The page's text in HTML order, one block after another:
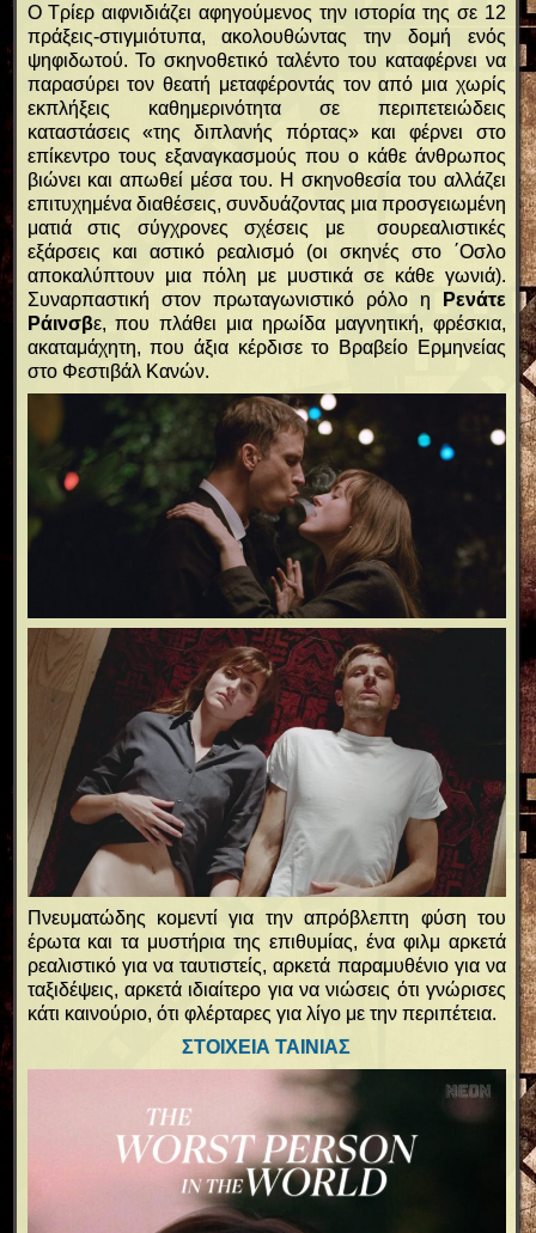
Ο Τρίερ αιφνιδιάζει αφηγούμενος την ιστορία της σε 12
πράξεις-στιγμιότυπα, ακολουθώντας την δομή ενός
ψηφιδωτού. Το σκηνοθετικό ταλέντο του καταφέρνει να
παρασύρει τον θεατή μεταφέροντάς τον από μια χωρίς
εκπλήξεις καθημερινότητα σε περιπετειώδεις
καταστάσεις «της διπλανής πόρτας» και φέρνει στο
επίκεντρο τους εξαναγκασμούς που ο κάθε άνθρωπος
βιώνει και απωθεί μέσα του. Η σκηνοθεσία του αλλάζει
επιτυχημένα διαθέσεις, συνδυάζοντας μια προσγειωμένη
ματιά στις σύγχρονες σχέσεις με σουρεαλιστικές
εξάρσεις και αστικό ρεαλισμό (οι σκηνές στο ΄Οσλο
αποκαλύπτουν μια πόλη με μυστικά σε κάθε γωνιά).
Συναρπαστική στον πρωταγωνιστικό ρόλο η
Ρενάτε
Ράινσβε, που πλάθει μια ηρωίδα μαγνητική, φρέσκια,
ακαταμάχητη, που άξια κέρδισε το Βραβείο Ερμηνείας
στο Φεστιβάλ Κανών.
Πνευματώδης κομεντί για την απρόβλεπτη φύση του
έρωτα και τα μυστήρια της επιθυμίας, ένα φιλμ αρκετά
ρεαλιστικό για να ταυτιστείς, αρκετά παραμυθένιο για να
ταξιδέψεις, αρκετά ιδιαίτερο για να νιώσεις ότι γνώρισες
κάτι καινούριο, ότι φλέρταρες για λίγο με την περιπέτεια.
ΣΤΟΙΧΕΙΑ ΤΑΙΝΙΑΣ